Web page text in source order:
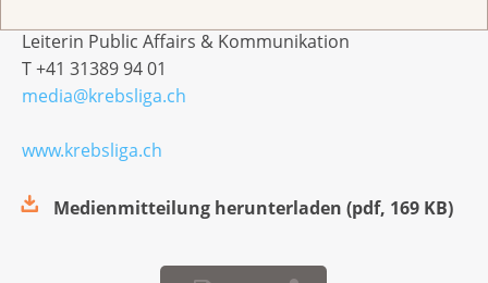
Leiterin Public Affairs & Kommunikation
T +41 31389 94 01
media@krebsliga.ch
www.krebsliga.ch
Medienmitteilung herunterladen (pdf, 169 KB)